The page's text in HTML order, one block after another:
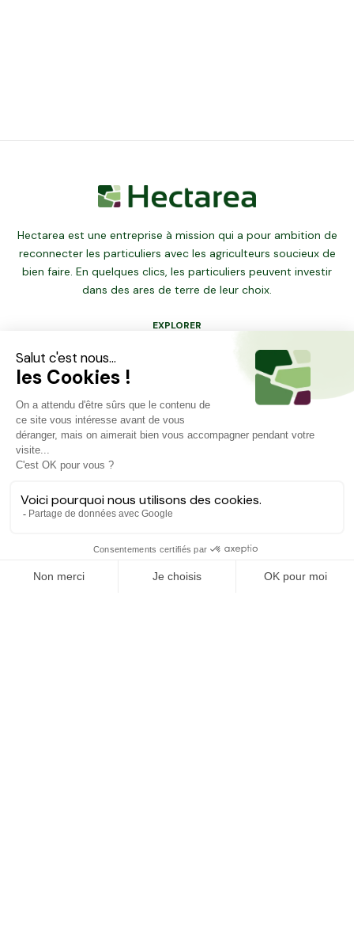
Hectarea est une entreprise à mission qui a pour ambition de
reconnecter les particuliers avec les agriculteurs soucieux de
bien faire. En quelques clics, les particuliers peuvent investir
dans des ares de terre de leur choix.
EXPLORER
RESSOURCES
Blog
À PROPOS
Qui sommes-nous ?